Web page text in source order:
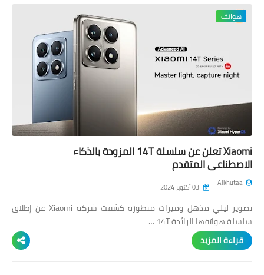
هواتف
Xiaomi تعلن عن سلسلة 14T المزودة بالذكاء
الاصطناعي المتقدم
Alkhutaa
تصوير ليلي مذهل وميزات متطورة كشفت شركة Xiaomi عن إطلاق
سلسلة هواتفها الرائدة 14T …
قراءة المزيد